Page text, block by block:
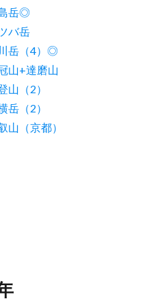
岳◎
バ岳
岳（4）◎
山+達磨山
山（2）
岳（2）
山（京都）